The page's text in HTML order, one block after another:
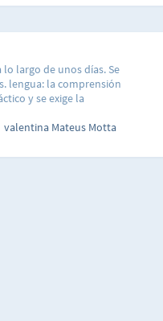
largo de unos días. Se
lengua: la comprensión
y se exige la
frecuentes
valentina Mateus Motta